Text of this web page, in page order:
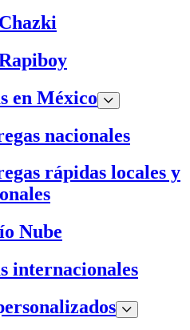
Chazki
en México
nacionales
rápidas locales y
Nube
internacionales